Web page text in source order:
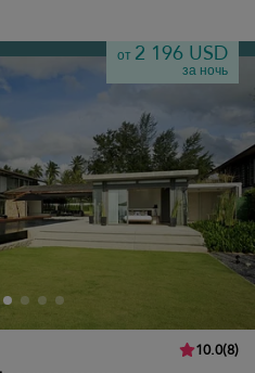
от 2 196 USD
за ночь
10.0(8)